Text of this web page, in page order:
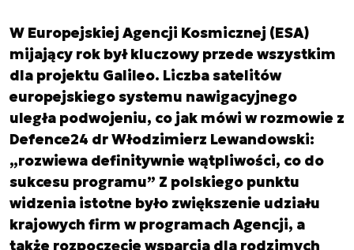
W Europejskiej Agencji Kosmicznej (ESA)
mijający rok był kluczowy przede wszystkim
dla projektu Galileo. Liczba satelitów
europejskiego systemu nawigacyjnego
uległa podwojeniu, co jak mówi w rozmowie z
Defence24 dr Włodzimierz Lewandowski:
„rozwiewa definitywnie wątpliwości, co do
sukcesu programu” Z polskiego punktu
widzenia istotne było zwiększenie udziału
krajowych firm w programach Agencji, a
także rozpoczęcie wsparcia dla rodzimych